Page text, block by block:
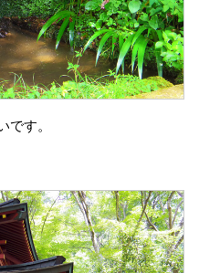
です。